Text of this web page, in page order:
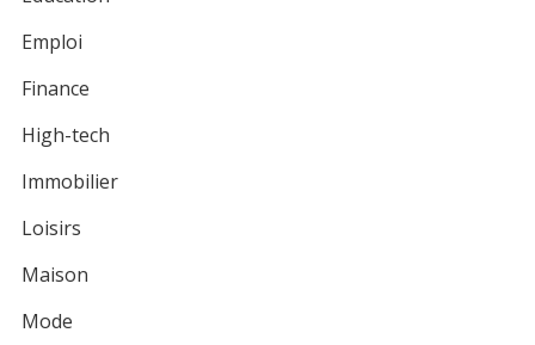
Emploi
Finance
High-tech
Immobilier
Loisirs
Maison
Mode